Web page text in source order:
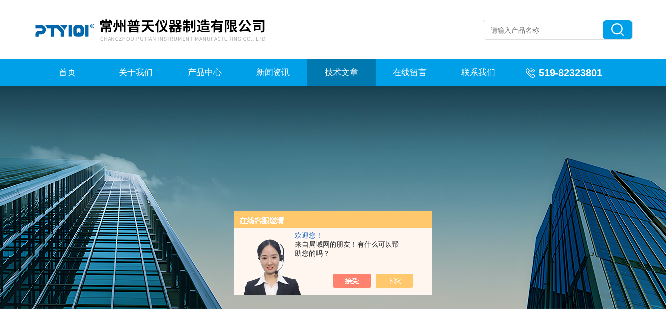
欢迎您！
来自局域网的朋友！有什么可以帮
助您的吗？
首页 关于我们 产品中心 新闻资讯 技术文章 在线留言 联系我们 519-82323801